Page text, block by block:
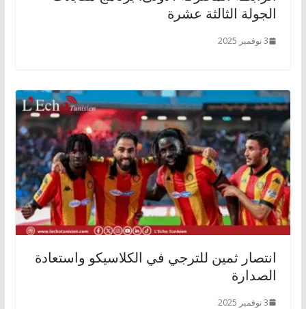
الجولة الثالثة عشرة
3 نوفمبر 2025
انتصار ثمين للترجي في الكلاسيكو واستعادة
الصدارة
3 نوفمبر 2025